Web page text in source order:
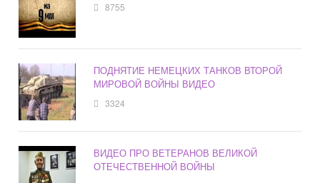
8755
ПОДНЯТИЕ НЕМЕЦКИХ ТАНКОВ ВТОРОЙ
МИРОВОЙ ВОЙНЫ ВИДЕО
3324
ВИДЕО ПРО ВЕТЕРАНОВ ВЕЛИКОЙ
ОТЕЧЕСТВЕННОЙ ВОЙНЫ